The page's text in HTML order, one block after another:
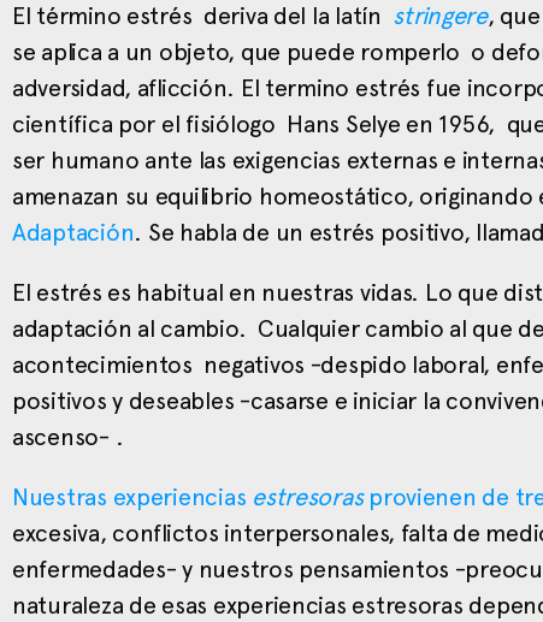
El término estrés deriva del la latín stringere,
se aplica a un objeto, que puede romperlo o
adversidad, aflicción. El termino estrés fue
científica por el fisiólogo Hans Selye en 1956,
ser humano ante las exigencias externas e
amenazan su equilibrio homeostático,
Adaptación. Se habla de un estrés positivo,
El estrés es habitual en nuestras vidas. Lo que
adaptación al cambio. Cualquier cambio al que
acontecimientos negativos -despido laboral,
positivos y deseables -casarse e iniciar la
ascenso- .
Nuestras experiencias estresoras provienen de
excesiva, conflictos interpersonales, falta de
enfermedades- y nuestros pensamientos -
naturaleza de esas experiencias estresoras